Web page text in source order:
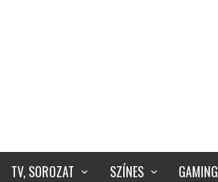
TV, SOROZAT SZÍNES GAMING